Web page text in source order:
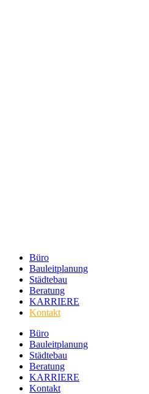
Büro
Bauleitplanung
Städtebau
Beratung
KARRIERE
Kontakt
Büro
Bauleitplanung
Städtebau
Beratung
KARRIERE
Kontakt